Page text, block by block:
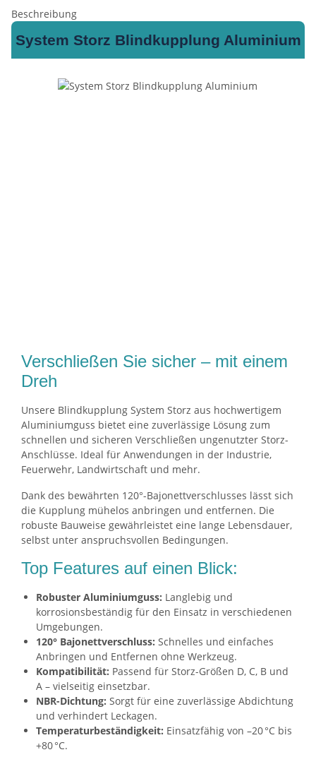
Beschreibung
System Storz Blindkupplung Aluminium
Verschließen Sie sicher – mit einem
Dreh
Unsere Blindkupplung System Storz aus hochwertigem
Aluminiumguss bietet eine zuverlässige Lösung zum
schnellen und sicheren Verschließen ungenutzter Storz-
Anschlüsse. Ideal für Anwendungen in der Industrie,
Feuerwehr, Landwirtschaft und mehr.
Dank des bewährten 120°-Bajonettverschlusses lässt sich
die Kupplung mühelos anbringen und entfernen. Die
robuste Bauweise gewährleistet eine lange Lebensdauer,
selbst unter anspruchsvollen Bedingungen.
Top Features auf einen Blick:
Robuster Aluminiumguss: Langlebig und
korrosionsbeständig für den Einsatz in verschiedenen
Umgebungen.
120° Bajonettverschluss: Schnelles und einfaches
Anbringen und Entfernen ohne Werkzeug.
Kompatibilität: Passend für Storz-Größen D, C, B und
A – vielseitig einsetzbar.
NBR-Dichtung: Sorgt für eine zuverlässige Abdichtung
und verhindert Leckagen.
Temperaturbeständigkeit: Einsatzfähig von –20 °C bis
+80 °C.